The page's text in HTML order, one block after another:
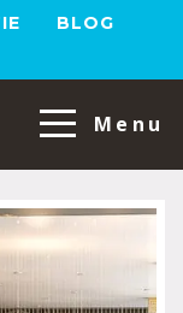
BLOG
Menu